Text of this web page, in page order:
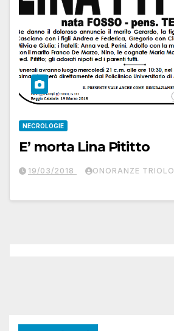
NECROLOGIE
E’ morta Lina Pititto
19/03/2018 ONORANZE TRIOLO